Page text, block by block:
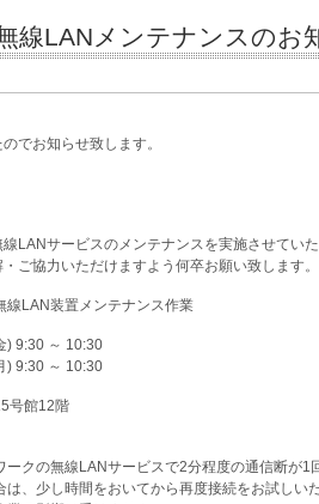
線LANメンテナンスのお
でお知らせ致します。
LANサービスのメンテナンスを実施させてい
ご協力いただけますよう何卒お願い致します。
線LAN装置メンテナンス作業
) 9:30 ～ 10:30
～ 10:30
号館12階
クの無線LANサービスで2分程度の通信断が1
、少し時間をおいてから再度接続をお試しい